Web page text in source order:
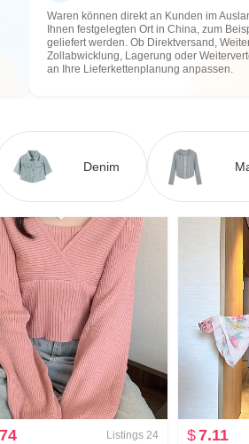
Waren können direkt an Kunden im
Ihnen festgelegten Ort in China, zum
geliefert werden. Ob Direktversand,
Zollabwicklung, Lagerung oder
an Ihre Lieferkettenplanung anpassen.
Denim
Listings 24
$7.11